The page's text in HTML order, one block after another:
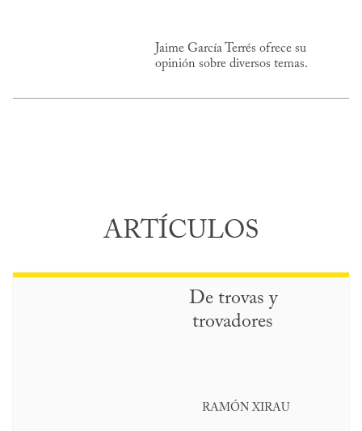
Jaime García Terrés ofrece su
opinión sobre diversos temas.
ARTÍCULOS
De trovas y
trovadores
RAMÓN XIRAU